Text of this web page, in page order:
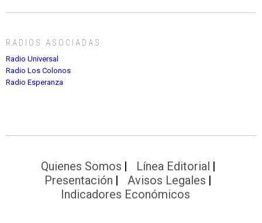
RADIOS ASOCIADAS
Radio Universal
Radio Los Colonos
Radio Esperanza
Quienes Somos
Línea Editorial
Presentación
Avisos Legales
Indicadores Económicos